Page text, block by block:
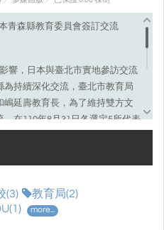
青森縣教育委員會簽訂交流
響，日本與臺北市實地參訪交流
持續深化交流，臺北市教育局
延壽教育長，為了維持雙方文
在110年8月31日各選定5所代表
在地遊學中心」，臺北市每年
團至日本青森縣進行為期2週的
次參訪臺北市高中職學校，即與
(3)
教育局(2)
more...